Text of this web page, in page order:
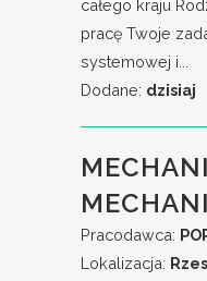
całego kraju
pracę Twoje
systemowej i...
Dodane: dzisiaj
Pracodawca:
Lokalizacja: